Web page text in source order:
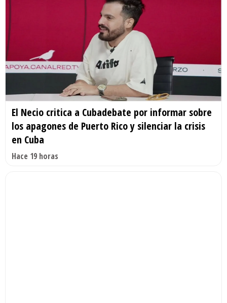
El Necio critica a Cubadebate por informar sobre
los apagones de Puerto Rico y silenciar la crisis
en Cuba
Hace 19 horas